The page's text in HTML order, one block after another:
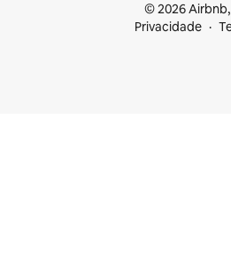
© 2026 Airbnb,
Privacidade